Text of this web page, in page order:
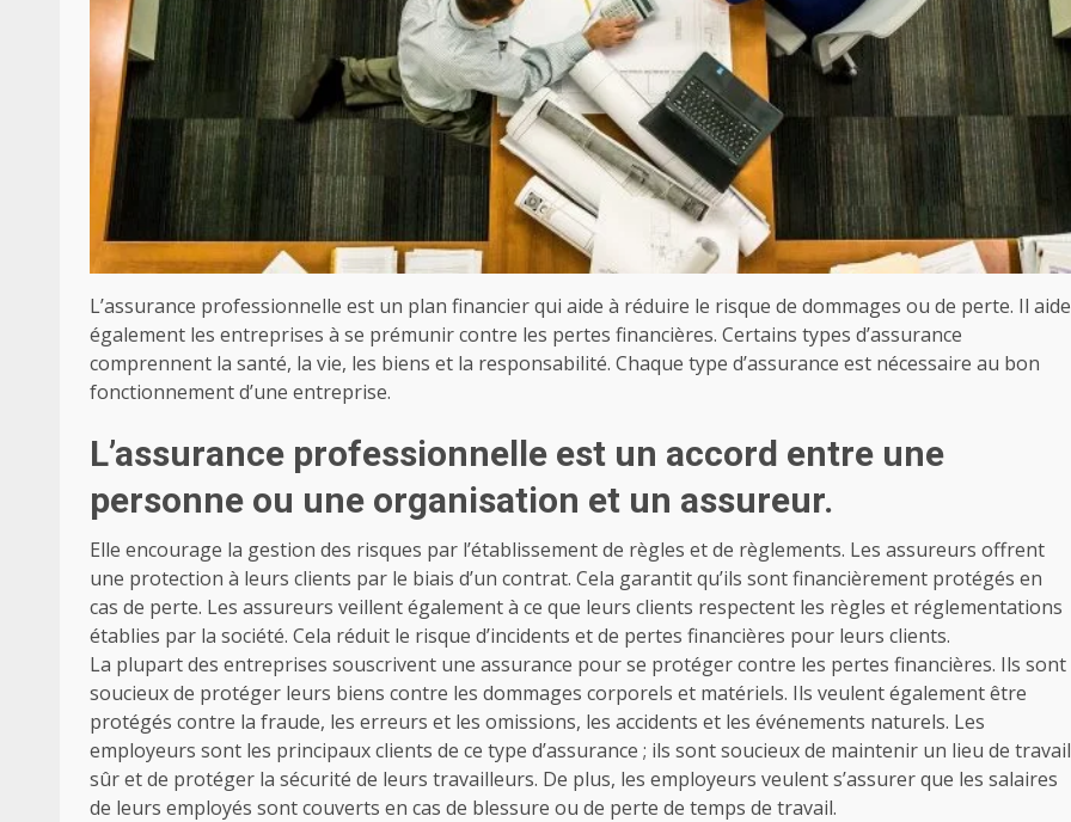
L’assurance professionnelle est un plan financier qui aide à réduire le risque de dommages ou de perte. Il aide
également les entreprises à se prémunir contre les pertes financières. Certains types d’assurance
comprennent la santé, la vie, les biens et la responsabilité. Chaque type d’assurance est nécessaire au bon
fonctionnement d’une entreprise.
L’assurance professionnelle est un accord entre une
personne ou une organisation et un assureur.
Elle encourage la gestion des risques par l’établissement de règles et de règlements. Les assureurs offrent
une protection à leurs clients par le biais d’un contrat. Cela garantit qu’ils sont financièrement protégés en
cas de perte. Les assureurs veillent également à ce que leurs clients respectent les règles et réglementations
établies par la société. Cela réduit le risque d’incidents et de pertes financières pour leurs clients.
La plupart des entreprises souscrivent une assurance pour se protéger contre les pertes financières. Ils sont
soucieux de protéger leurs biens contre les dommages corporels et matériels. Ils veulent également être
protégés contre la fraude, les erreurs et les omissions, les accidents et les événements naturels. Les
employeurs sont les principaux clients de ce type d’assurance ; ils sont soucieux de maintenir un lieu de travail
sûr et de protéger la sécurité de leurs travailleurs. De plus, les employeurs veulent s’assurer que les salaires
de leurs employés sont couverts en cas de blessure ou de perte de temps de travail.